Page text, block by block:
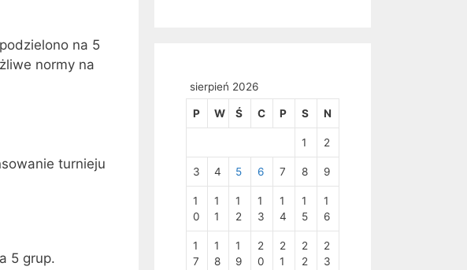
na 5
normy na
turnieju
5 grup.
sierpień 2026
P W Ś C P S N
1 2
3 4 5 6 7 8 9
1
0
1
1
1
2
1
3
1
4
1
5
1
6
1
7
1
8
1
9
2
0
2
1
2
2
2
3